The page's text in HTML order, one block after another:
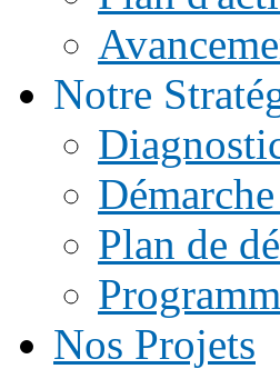
Notre
Plan de
Nos Projets